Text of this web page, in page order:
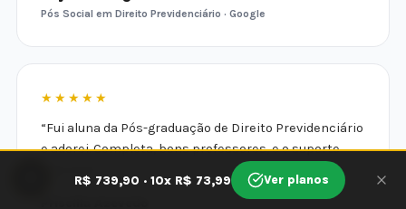
Pós Social em Direito Previdenciário · Google
★★★★★
“Fui aluna da Pós-graduação de Direito Previdenciário
e adorei. Completa, bons professores, e o suporte
R$ 739,90 · 10x R$ 73,99 Ver planos